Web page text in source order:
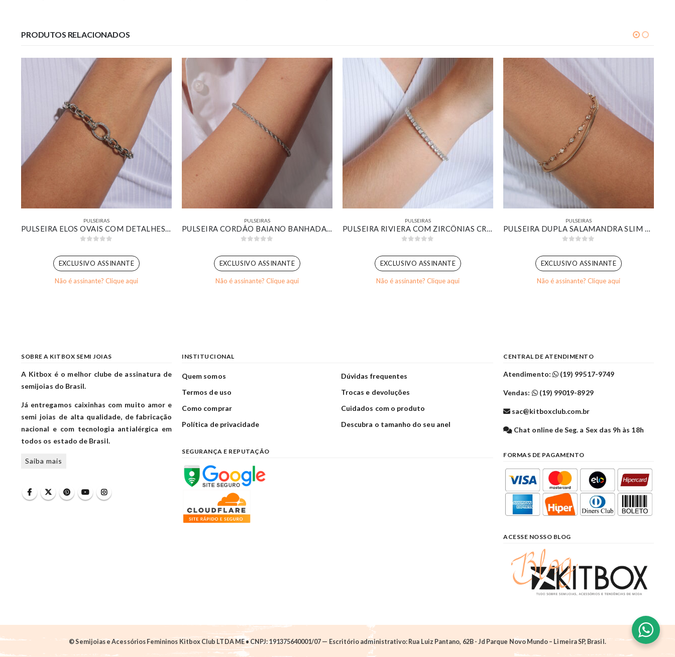
PRODUTOS RELACIONADOS
PULSEIRAS
PULSEIRA ELOS OVAIS COM DETALHES CRAVEJADO BANHADO EM OURO BRANCO
EXCLUSIVO ASSINANTE
Não é assinante? Clique aqui
PULSEIRAS
PULSEIRA CORDÃO BAIANO BANHADA EM OURO BRANCO
EXCLUSIVO ASSINANTE
Não é assinante? Clique aqui
PULSEIRAS
PULSEIRA RIVIERA COM ZIRCÔNIAS CRISTAL BANHADA EM OURO BRANCO
EXCLUSIVO ASSINANTE
Não é assinante? Clique aqui
PULSEIRAS
PULSEIRA DUPLA SALAMANDRA SLIM ELOS PONTOS DE LUZ BANHADO EM OURO 18K
EXCLUSIVO ASSINANTE
Não é assinante? Clique aqui
SOBRE A KITBOX SEMI JOIAS
A Kitbox é o melhor clube de assinatura de
semijoias do Brasil.
Já entregamos caixinhas com muito amor e
semi joias de alta qualidade, de fabricação
nacional e com tecnologia antialérgica em
todos os estado de Brasil.
Saiba mais
INSTITUCIONAL
Quem somos
Termos de uso
Como comprar
Política de privacidade
Dúvidas frequentes
Trocas e devoluções
Cuidados com o produto
Descubra o tamanho do seu anel
SEGURANÇA E REPUTAÇÃO
CENTRAL DE ATENDIMENTO
Atendimento: (19) 99517-9749
Vendas: (19) 99019-8929
sac@kitboxclub.com.br
Chat online de Seg. a Sex das 9h às 18h
FORMAS DE PAGAMENTO
ACESSE NOSSO BLOG
© Semijoias e Acessórios Femininos Kitbox Club LTDA ME • CNPJ: 191375640001/07 — Escritório administrativo: Rua Luiz Pantano, 62B - Jd Parque Novo Mundo – Limeira SP, Brasil.